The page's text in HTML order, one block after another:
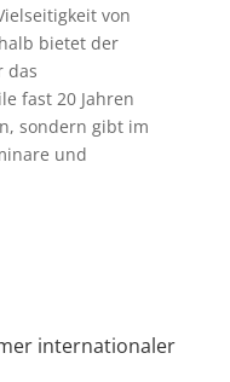
von
bietet der
das
fast 20 Jahren
sondern gibt im
und
internationaler